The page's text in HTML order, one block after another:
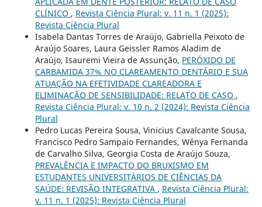
CLÍNICO , Revista Ciência Plural: v. 11 n. 1 (2025):
Revista Ciência Plural
Isabela Dantas Torres de Araújo, Gabriella Peixoto de
Araújo Soares, Laura Geissler Ramos Aladim de
Araújo, Isauremi Vieira de Assunção, PERÓXIDO DE
CARBAMIDA 37% NO CLAREAMENTO DENTÁRIO E SUA
ATUAÇÃO NA EFETIVIDADE CLAREADORA E
ELIMINAÇÃO DE SENSIBILIDADE: RELATO DE CASO ,
Revista Ciência Plural: v. 10 n. 2 (2024): Revista Ciência
Plural
Pedro Lucas Pereira Sousa, Vinicius Cavalcante Sousa,
Francisco Pedro Sampaio Fernandes, Wênya Fernanda
de Carvalho Silva, Georgia Costa de Araújo Souza,
PREVALÊNCIA E IMPACTO DO BRUXISMO EM
ESTUDANTES UNIVERSITÁRIOS DE CIÊNCIAS DA
SAÚDE: REVISÃO INTEGRATIVA , Revista Ciência Plural:
v. 11 n. 1 (2025): Revista Ciência Plural